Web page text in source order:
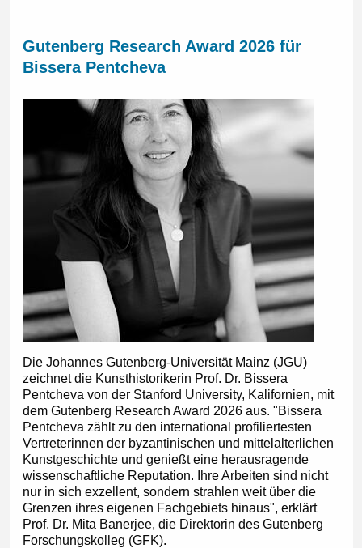
Gutenberg Research Award 2026 für
Bissera Pentcheva
Die Johannes Gutenberg-Universität Mainz (JGU)
zeichnet die Kunsthistorikerin Prof. Dr. Bissera
Pentcheva von der Stanford University, Kalifornien, mit
dem Gutenberg Research Award 2026 aus. "Bissera
Pentcheva zählt zu den international profiliertesten
Vertreterinnen der byzantinischen und mittelalterlichen
Kunstgeschichte und genießt eine herausragende
wissenschaftliche Reputation. Ihre Arbeiten sind nicht
nur in sich exzellent, sondern strahlen weit über die
Grenzen ihres eigenen Fachgebiets hinaus", erklärt
Prof. Dr. Mita Banerjee, die Direktorin des Gutenberg
Forschungskolleg (GFK).